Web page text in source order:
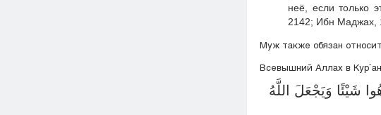
неё, если только
2142; Ибн Маджах,
Муж также обязан
Всевышний Аллах в
شَيْئًا وَيَجْعَلَ اللَّهُ